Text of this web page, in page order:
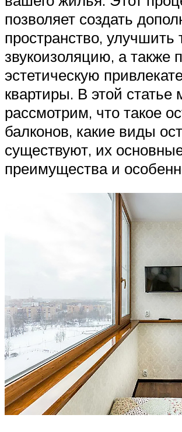
позволяет создать
пространство, улучшить
звукоизоляцию, а также
эстетическую
квартиры. В этой статье
рассмотрим, что такое
балконов, какие виды
существуют, их
преимущества и